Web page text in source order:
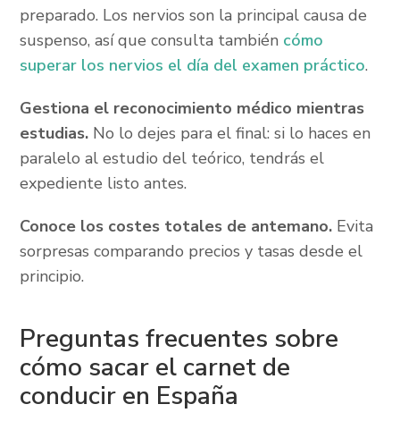
preparado. Los nervios son la principal causa de
suspenso, así que consulta también cómo
superar los nervios el día del examen práctico.
Gestiona el reconocimiento médico mientras
estudias. No lo dejes para el final: si lo haces en
paralelo al estudio del teórico, tendrás el
expediente listo antes.
Conoce los costes totales de antemano. Evita
sorpresas comparando precios y tasas desde el
principio.
Preguntas frecuentes sobre
cómo sacar el carnet de
conducir en España